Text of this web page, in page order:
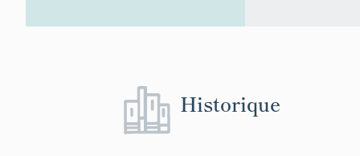
Historique